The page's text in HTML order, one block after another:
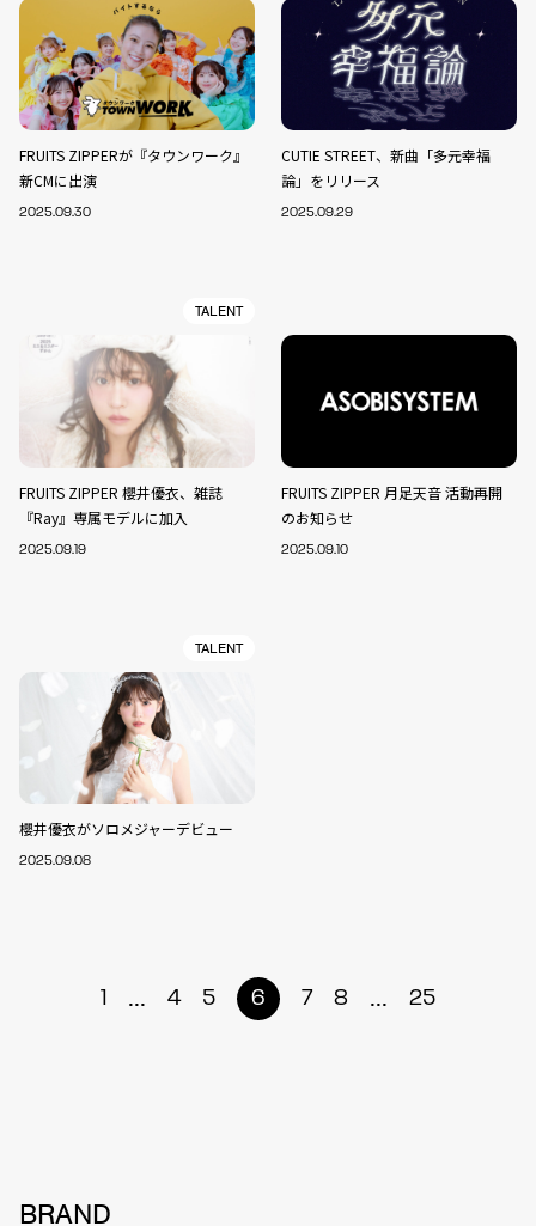
FRUITS ZIPPERが『タウンワーク』
新CMに出演
2025.09.30
CUTIE STREET、新曲「多元幸福
論」をリリース
2025.09.29
TALENT
FRUITS ZIPPER 櫻井優衣、雑誌
『Ray』専属モデルに加入
2025.09.19
FRUITS ZIPPER 月足天音 活動再開
のお知らせ
2025.09.10
TALENT
櫻井優衣がソロメジャーデビュー
2025.09.08
1 ... 4 5 6 7 8 ... 25
BRAND